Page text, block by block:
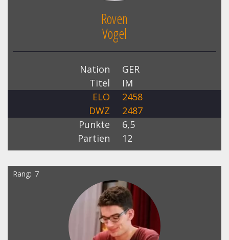
Roven
Vogel
Nation
GER
Titel
IM
ELO
2458
DWZ
2487
Punkte
6,5
Partien
12
Rang 7